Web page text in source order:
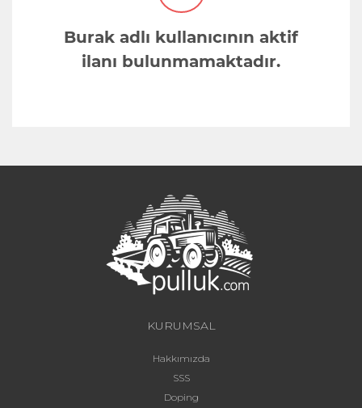
Burak adlı kullanıcının aktif
ilanı bulunmamaktadır.
KURUMSAL
Hakkımızda
SSS
Doping